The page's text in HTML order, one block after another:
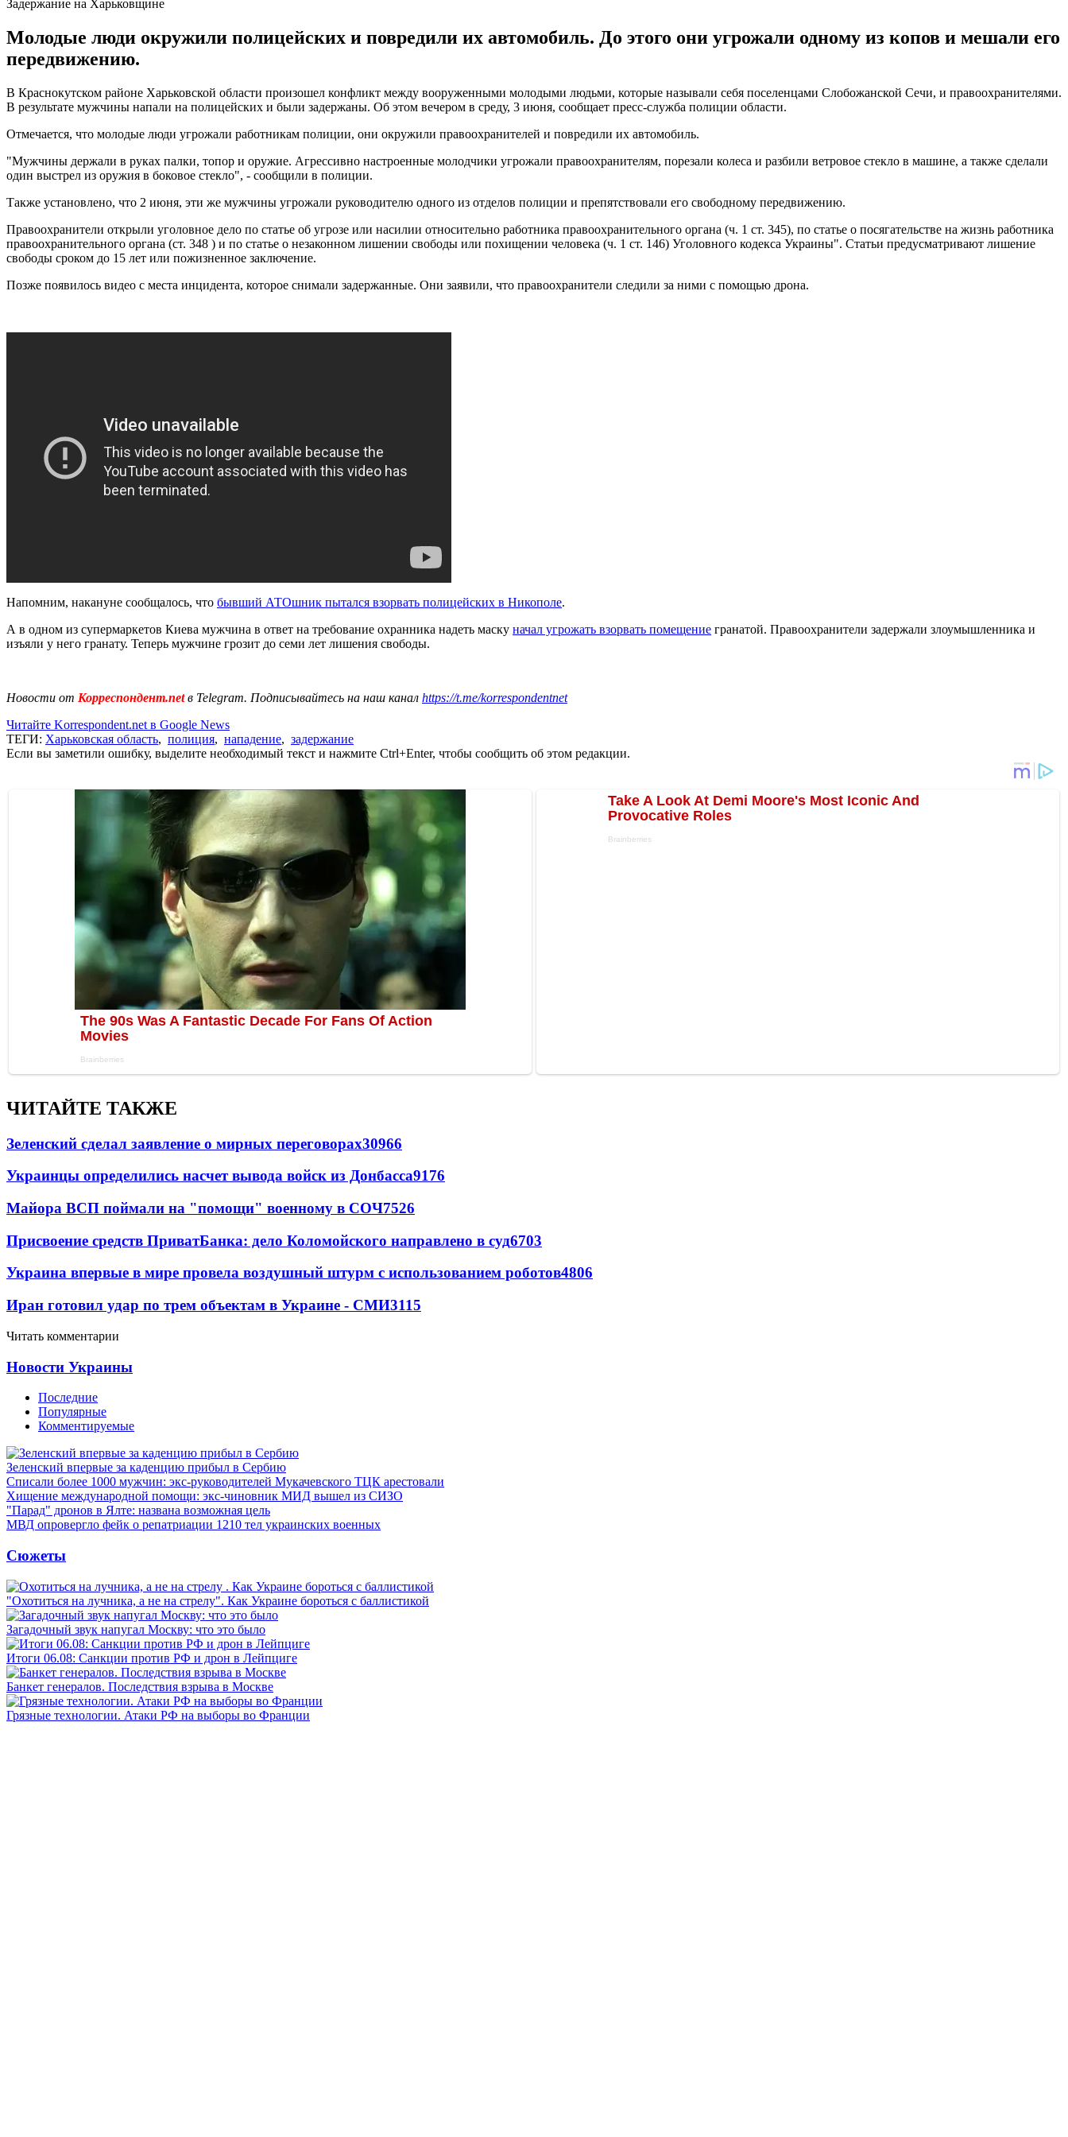
Задержание на Харьковщине
Молодые люди окружили полицейских и повредили их автомобиль. До этого они угрожали одному из копов и мешали его
передвижению.
В Краснокутском районе Харьковской области произошел конфликт между вооруженными молодыми людьми, которые называли себя поселенцами Слобожанской Сечи, и правоохранителями.
В результате мужчины напали на полицейских и были задержаны. Об этом вечером в среду, 3 июня, сообщает пресс-служба полиции области.
Отмечается, что молодые люди угрожали работникам полиции, они окружили правоохранителей и повредили их автомобиль.
"Мужчины держали в руках палки, топор и оружие. Агрессивно настроенные молодчики угрожали правоохранителям, порезали колеса и разбили ветровое стекло в машине, а также сделали
один выстрел из оружия в боковое стекло", - сообщили в полиции.
Также установлено, что 2 июня, эти же мужчины угрожали руководителю одного из отделов полиции и препятствовали его свободному передвижению.
Правоохранители открыли уголовное дело по статье об угрозе или насилии относительно работника правоохранительного органа (ч. 1 ст. 345), по статье о посягательстве на жизнь работника
правоохранительного органа (ст. 348 ) и по статье о незаконном лишении свободы или похищении человека (ч. 1 ст. 146) Уголовного кодекса Украины". Статьи предусматривают лишение
свободы сроком до 15 лет или пожизненное заключение.
Позже появилось видео с места инцидента, которое снимали задержанные. Они заявили, что правоохранители следили за ними с помощью дрона.
Напомним, накануне сообщалось, что бывший АТОшник пытался взорвать полицейских в Никополе.
А в одном из супермаркетов Киева мужчина в ответ на требование охранника надеть маску начал угрожать взорвать помещение гранатой. Правоохранители задержали злоумышленника и
изъяли у него гранату. Теперь мужчине грозит до семи лет лишения свободы.
Новости от Корреспондент.netв Telegram. Подписывайтесь на наш канал https://t.me/korrespondentnet
Читайте Korrespondent.net в Google News
ТЕГИ: Харьковская область, полиция, нападение, задержание
Если вы заметили ошибку, выделите необходимый текст и нажмите Ctrl+Enter, чтобы сообщить об этом редакции.
ЧИТАЙТЕ ТАКЖЕ
Зеленский сделал заявление о мирных переговорах30966
Украинцы определились насчет вывода войск из Донбасса9176
Майора ВСП поймали на "помощи" военному в СОЧ7526
Присвоение средств ПриватБанка: дело Коломойского направлено в суд6703
Украина впервые в мире провела воздушный штурм с использованием роботов4806
Иран готовил удар по трем объектам в Украине - СМИ3115
Читать комментарии
Новости Украины
Последние
Популярные
Комментируемые
Зеленский впервые за каденцию прибыл в Сербию
Списали более 1000 мужчин: экс-руководителей Мукачевского ТЦК арестовали
Хищение международной помощи: экс-чиновник МИД вышел из СИЗО
"Парад" дронов в Ялте: названа возможная цель
МВД опровергло фейк о репатриации 1210 тел украинских военных
Сюжеты
"Охотиться на лучника, а не на стрелу". Как Украине бороться с баллистикой
Загадочный звук напугал Москву: что это было
Итоги 06.08: Санкции против РФ и дрон в Лейпциге
Банкет генералов. Последствия взрыва в Москве
Грязные технологии. Атаки РФ на выборы во Франции